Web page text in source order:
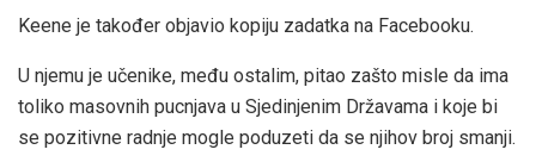
Keene je također objavio kopiju zadatka na Facebooku.
U njemu je učenike, među ostalim, pitao zašto misle da ima
toliko masovnih pucnjava u Sjedinjenim Državama i koje bi
se pozitivne radnje mogle poduzeti da se njihov broj smanji.